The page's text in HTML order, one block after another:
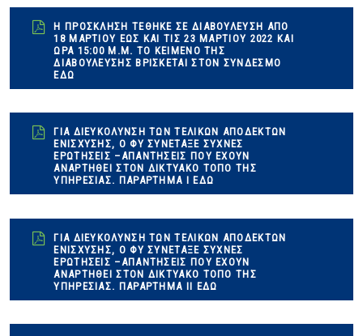
Η ΠΡΌΣΚΛΗΣΗ ΤΈΘΗΚΕ ΣΕ ΔΙΑΒΟΎΛΕΥΣΗ ΑΠΌ
18 ΜΑΡΤΊΟΥ ΈΩΣ ΚΑΙ ΤΙΣ 23 ΜΑΡΤΊΟΥ 2022 ΚΑΙ
ΏΡΑ 15:00 Μ.Μ. ΤΟ ΚΕΊΜΕΝΟ ΤΗΣ
ΔΙΑΒΟΎΛΕΥΣΗΣ ΒΡΊΣΚΕΤΑΙ ΣΤΟΝ ΣΥΝΔΕΣΜΟ
ΕΔΩ
ΓΙΑ ΔΙΕΥΚΌΛΥΝΣΗ ΤΩΝ ΤΕΛΙΚΏΝ ΑΠΟΔΕΚΤΏΝ
ΕΝΊΣΧΥΣΗΣ, Ο ΦΥ ΣΥΝΈΤΑΞΕ ΣΥΧΝΕΣ
ΕΡΩΤΗΣΕΙΣ –ΑΠΑΝΤΗΣΕΙΣ ΠΟΥ ΈΧΟΥΝ
ΑΝΑΡΤΗΘΕΊ ΣΤΟΝ ΔΙΚΤΥΑΚΌ ΤΌΠΟ ΤΗΣ
ΥΠΗΡΕΣΊΑΣ. ΠΑΡΆΡΤΗΜΑ Ι ΕΔΩ
ΓΙΑ ΔΙΕΥΚΌΛΥΝΣΗ ΤΩΝ ΤΕΛΙΚΏΝ ΑΠΟΔΕΚΤΏΝ
ΕΝΊΣΧΥΣΗΣ, Ο ΦΥ ΣΥΝΈΤΑΞΕ ΣΥΧΝΕΣ
ΕΡΩΤΗΣΕΙΣ –ΑΠΑΝΤΗΣΕΙΣ ΠΟΥ ΈΧΟΥΝ
ΑΝΑΡΤΗΘΕΊ ΣΤΟΝ ΔΙΚΤΥΑΚΌ ΤΌΠΟ ΤΗΣ
ΥΠΗΡΕΣΊΑΣ. ΠΑΡΆΡΤΗΜΑ ΙΙ ΕΔΩ